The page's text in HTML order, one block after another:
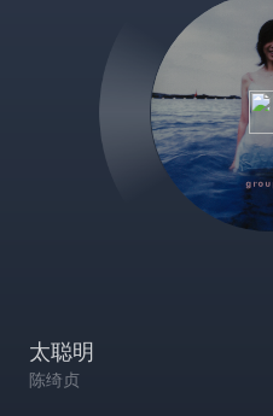
太聪明
陈绮贞